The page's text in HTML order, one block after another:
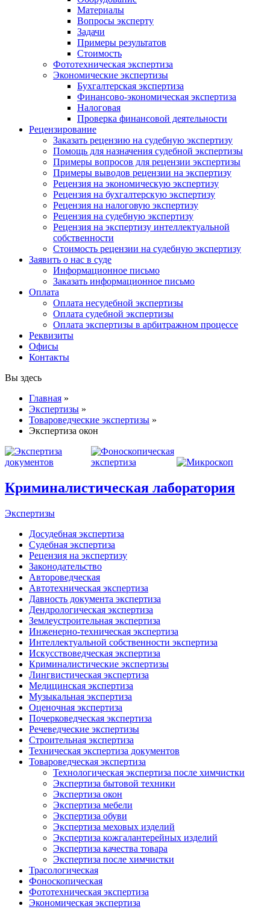
Материалы
Вопросы эксперту
Задачи
Примеры результатов
Стоимость
Фототехническая экспертиза
Экономические экспертизы
Бухгалтерская экспертиза
Финансово-экономическая экспертиза
Налоговая
Проверка финансовой деятельности
Рецензирование
Заказать рецензию на судебную экспертизу
Помощь для назначения судебной экспертизы
Примеры вопросов для рецензии экспертизы
Примеры выводов рецензии на экспертизу
Рецензия на экономическую экспертизу
Рецензия на бухгалтерскую экспертизу
Рецензия на налоговую экспертизу
Рецензия на судебную экспертизу
Рецензия на экспертизу интеллектуальной
собственности
Стоимость рецензии на судебную экспертизу
Заявить о нас в суде
Информационное письмо
Заказать информационное письмо
Оплата
Оплата несудебной экспертизы
Оплата судебной экспертизы
Оплата экспертизы в арбитражном процессе
Реквизиты
Офисы
Контакты
Вы здесь
Главная »
Экспертизы »
Товароведческие экспертизы »
Экспертиза окон
Криминалистическая лаборатория
Экспертизы
Досудебная экспертиза
Судебная экспертиза
Рецензия на экспертизу
Законодательство
Автороведческая
Автотехническая экспертиза
Давность документа экспертиза
Дендрологическая экспертиза
Землеустроительная экспертиза
Инженерно-техническая экспертиза
Интеллектуальной собственности экспертиза
Искусствоведческая экспертиза
Криминалистические экспертизы
Лингвистическая экспертиза
Медицинская экспертиза
Музыкальная экспертиза
Оценочная экспертиза
Почерковедческая экспертиза
Речеведческие экспертизы
Строительная экспертиза
Техническая экспертиза документов
Товароведческая экспертиза
Технологическая экспертиза после химчистки
Экспертиза бытовой техники
Экспертиза окон
Экспертиза мебели
Экспертиза обуви
Экспертиза меховых изделий
Экспертиза кожгалантерейных изделий
Экспертиза качества товара
Экспертиза после химчистки
Трасологическая
Фоноскопическая
Фототехническая экспертиза
Экономическая экспертиза